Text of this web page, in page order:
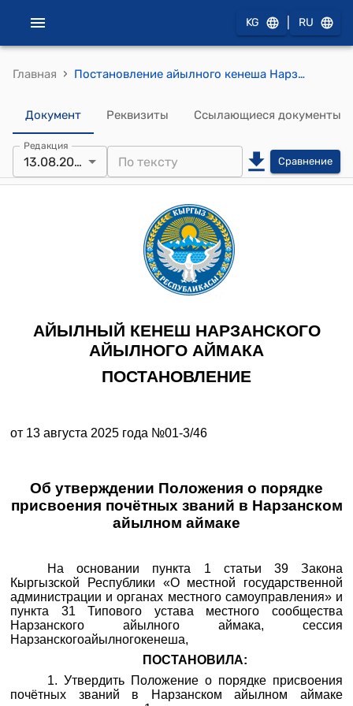
KG RU
Главная › Постановление айылного кенеша Нарзанского айылного аймака от 13 августа 2025 года № 01-3/46 "Об утверждении Положения о порядке присвоения почётных званий в Нарзанском айылном аймаке"
Документ Реквизиты Ссылающиеся документы
Редакция
13.08.2025 Сравнение